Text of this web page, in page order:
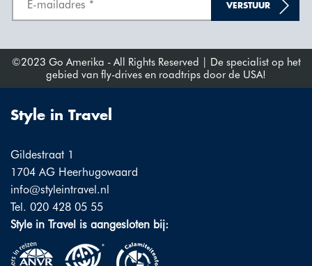
VERSTUUR
©2023 Go Amerika - All Rights Reserved | De specialist op het
gebied van fly-drives en roadtrips door de USA!
Style in Travel
Gildestraat 1
1704 AG Heerhugowaard
info@styleintravel.nl
Tel. 020 428 05 55
Style in Travel is aangesloten bij: